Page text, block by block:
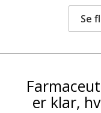
Se
er klar,